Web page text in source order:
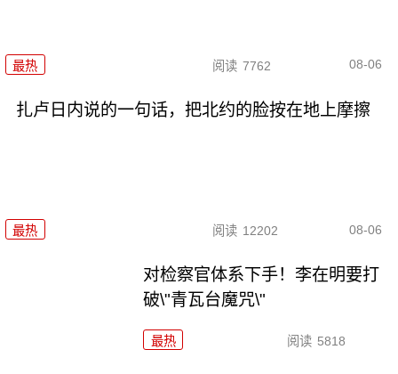
最热 阅读 7762 08-06
扎卢日内说的一句话，把北约的脸按在地上摩擦
最热 阅读 12202 08-06
对检察官体系下手！李在明要打
破\"青瓦台魔咒\"
最热 阅读 5818